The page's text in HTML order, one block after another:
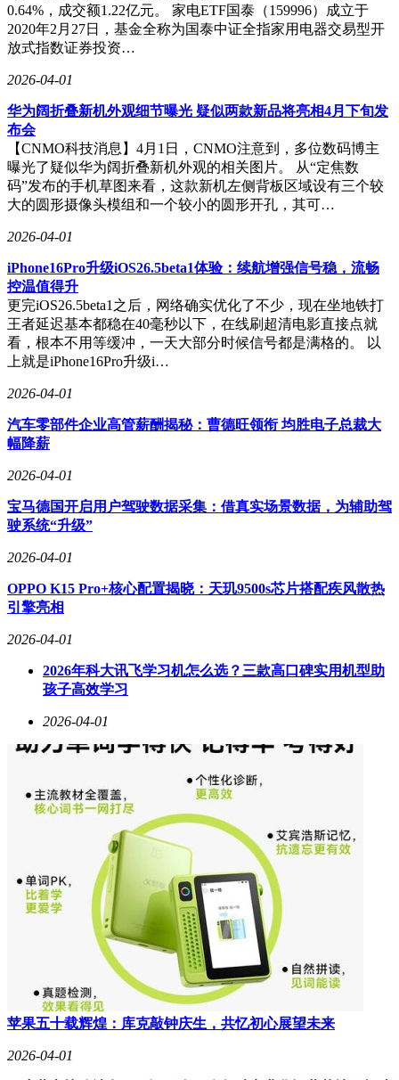
个性化服务成为该应用的核心竞争力。系统根据用户拍摄习惯
构建动态认知模型，不同地区的用户会收到差异化解读。在香
港Art Central艺术展的实践中，AI能根据观众驻足时长、拍摄
模式，有效缓解了用户对AI同质化输出的担忧，20万欧美年
轻用户的数据显示，63%的使用场景集中在“探索性拍摄”而非
功能性查询。
开发团队的跨界背景为产品注入独特基因。创始人曾熙兼具认
知科学博士背景与消费电子行业经验，其职业轨迹从OPPO硬
件设计到字节跳动AI产品构建，始终聚焦人机交互的本质问
题。他观察到，现有AI产品多围绕语言模型构建，而视觉认
知领域仍存在结构性空白。“当手机拍照成为日均2.8次的高频
将发展方向定位为“视觉认知引擎”的构建。
在技术狂飙突进的时代，交互方式的演进往往决定着产品的生
命力。正如触屏技术重新定义了手机形态，视觉交互或许正在
开启AI的下一个时代。当系统能像人类一样“看”懂世界时，技
术不再只是冷冰冰的工具，而是成为延伸人类感知的有机部
深刻理解——在算法与直觉的碰撞中，寻找技术与人性的平衡
点。
0.64%，成交额1.22亿元。 家电ETF国泰（159996）成立于
2020年2月27日，基金全称为国泰中证全指家用电器交易型开
放式指数证券投资…
2026-04-01
华为阔折叠新机外观细节曝光 疑似两款新品将亮相4月下旬发
布会
【CNMO科技消息】4月1日，CNMO注意到，多位数码博主
曝光了疑似华为阔折叠新机外观的相关图片。 从“定焦数
码”发布的手机草图来看，这款新机左侧背板区域设有三个较
大的圆形摄像头模组和一个较小的圆形开孔，其可…
2026-04-01
iPhone16Pro升级iOS26.5beta1体验：续航增强信号稳，流畅
控温值得升
更完iOS26.5beta1之后，网络确实优化了不少，现在坐地铁打
王者延迟基本都稳在40毫秒以下，在线刷超清电影直接点就
看，根本不用等缓冲，一天大部分时候信号都是满格的。 以
上就是iPhone16Pro升级i…
2026-04-01
汽车零部件企业高管薪酬揭秘：曹德旺领衔 均胜电子总裁大
幅降薪
2026-04-01
宝马德国开启用户驾驶数据采集：借真实场景数据，为辅助驾
驶系统“升级”
2026-04-01
OPPO K15 Pro+核心配置揭晓：天玑9500s芯片搭配疾风散热
引擎亮相
2026-04-01
2026年科大讯飞学习机怎么选？三款高口碑实用机型助
孩子高效学习
2026-04-01
苹果五十载辉煌：库克敲钟庆生，共忆初心展望未来
2026-04-01